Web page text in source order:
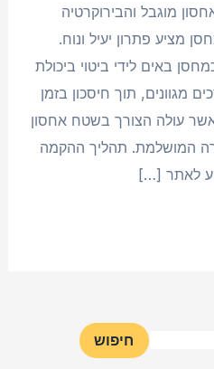
מוגבל והבירוקרטיה
מציע פתרון יעיל ונוח.
באים לידי ביטוי ביכולת
מגוונים, תוך חיסכון בזמן
עולה הצורך בשטח אחסון
המושלמת. תהליך ההקמה
לאתר […]
חיפוש